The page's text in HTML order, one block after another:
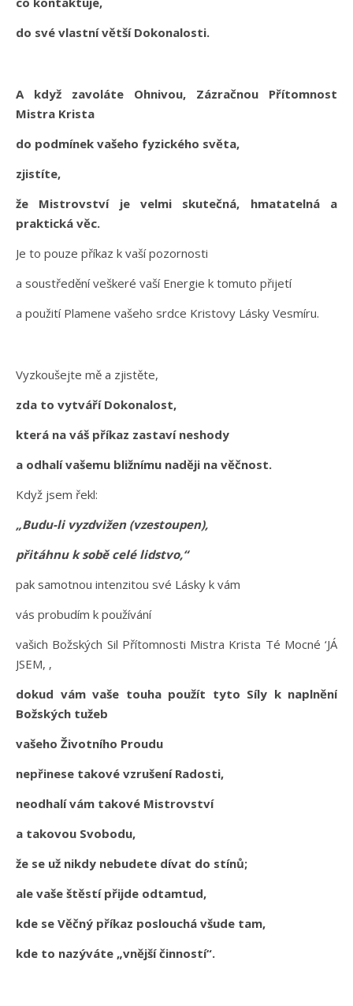
do své vlastní větší Dokonalosti.
A když zavoláte Ohnivou, Zázračnou Přítomnost
Mistra Krista
do podmínek vašeho fyzického světa,
zjistíte,
že Mistrovství je velmi skutečná, hmatatelná a
praktická věc.
Je to pouze příkaz k vaší pozornosti
a soustředění veškeré vaší Energie k tomuto přijetí
a použití Plamene vašeho srdce Kristovy Lásky Vesmíru.
Vyzkoušejte mě a zjistěte,
zda to vytváří Dokonalost,
která na váš příkaz zastaví neshody
a odhalí vašemu bližnímu naději na věčnost.
Když jsem řekl:
„Budu-li vyzdvižen (vzestoupen),
přitáhnu k sobě celé lidstvo,“
pak samotnou intenzitou své Lásky k vám
vás probudím k používání
vašich Božských Sil Přítomnosti Mistra Krista Té Mocné ‘JÁ
JSEM, ‚
dokud vám vaše touha použít tyto Síly k naplnění
Božských tužeb
vašeho Životního Proudu
nepřinese takové vzrušení Radosti,
neodhalí vám takové Mistrovství
a takovou Svobodu,
že se už nikdy nebudete dívat do stínů;
ale vaše štěstí přijde odtamtud,
kde se Věčný příkaz poslouchá všude tam,
kde to nazýváte „vnější činností“.